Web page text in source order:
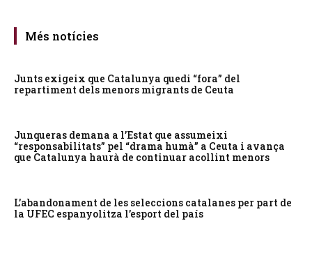
Més notícies
Junts exigeix que Catalunya quedi “fora” del
repartiment dels menors migrants de Ceuta
Junqueras demana a l’Estat que assumeixi
“responsabilitats” pel “drama humà” a Ceuta i avança
que Catalunya haurà de continuar acollint menors
L’abandonament de les seleccions catalanes per part de
la UFEC espanyolitza l’esport del país